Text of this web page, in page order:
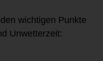
wichtigen Punkte
Unwetterzeit: